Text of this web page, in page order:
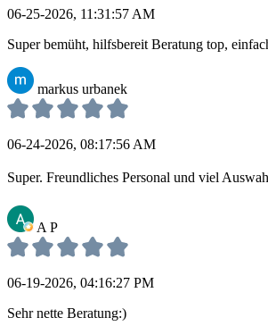
06-25-2026, 11:31:57 AM
Super bemüht, hilfsbereit Beratung top,
markus urbanek
06-24-2026, 08:17:56 AM
Super. Freundliches Personal und viel
A P
06-19-2026, 04:16:27 PM
Sehr nette Beratung:)